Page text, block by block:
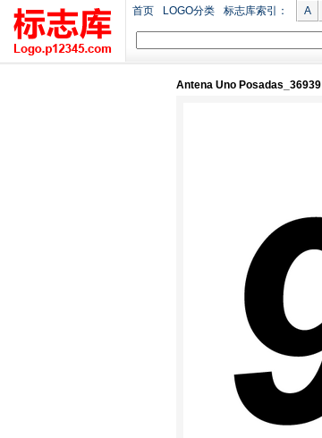
首页 LOGO分类 标志库索引： A
Antena Uno Posadas_36939